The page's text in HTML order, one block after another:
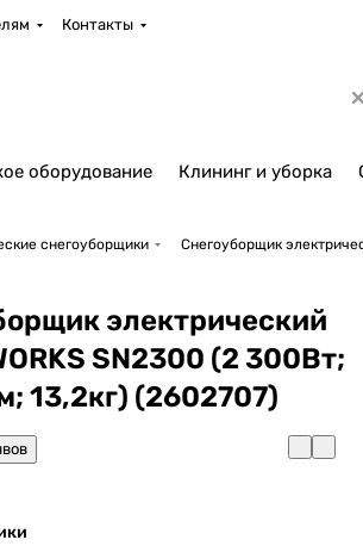
Контакты
оборудование Клининг и уборка
снегоуборщики
Снегоуборщик
электрический
SN2300 (2 300Вт;
13,2кг) (2602707)